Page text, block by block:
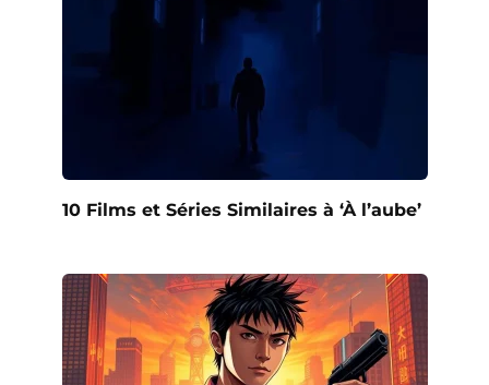
10 Films et Séries Similaires à ‘À l’aube’